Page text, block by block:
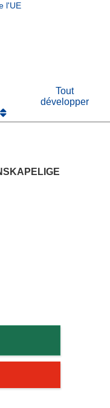
l'UE
Tout
développer